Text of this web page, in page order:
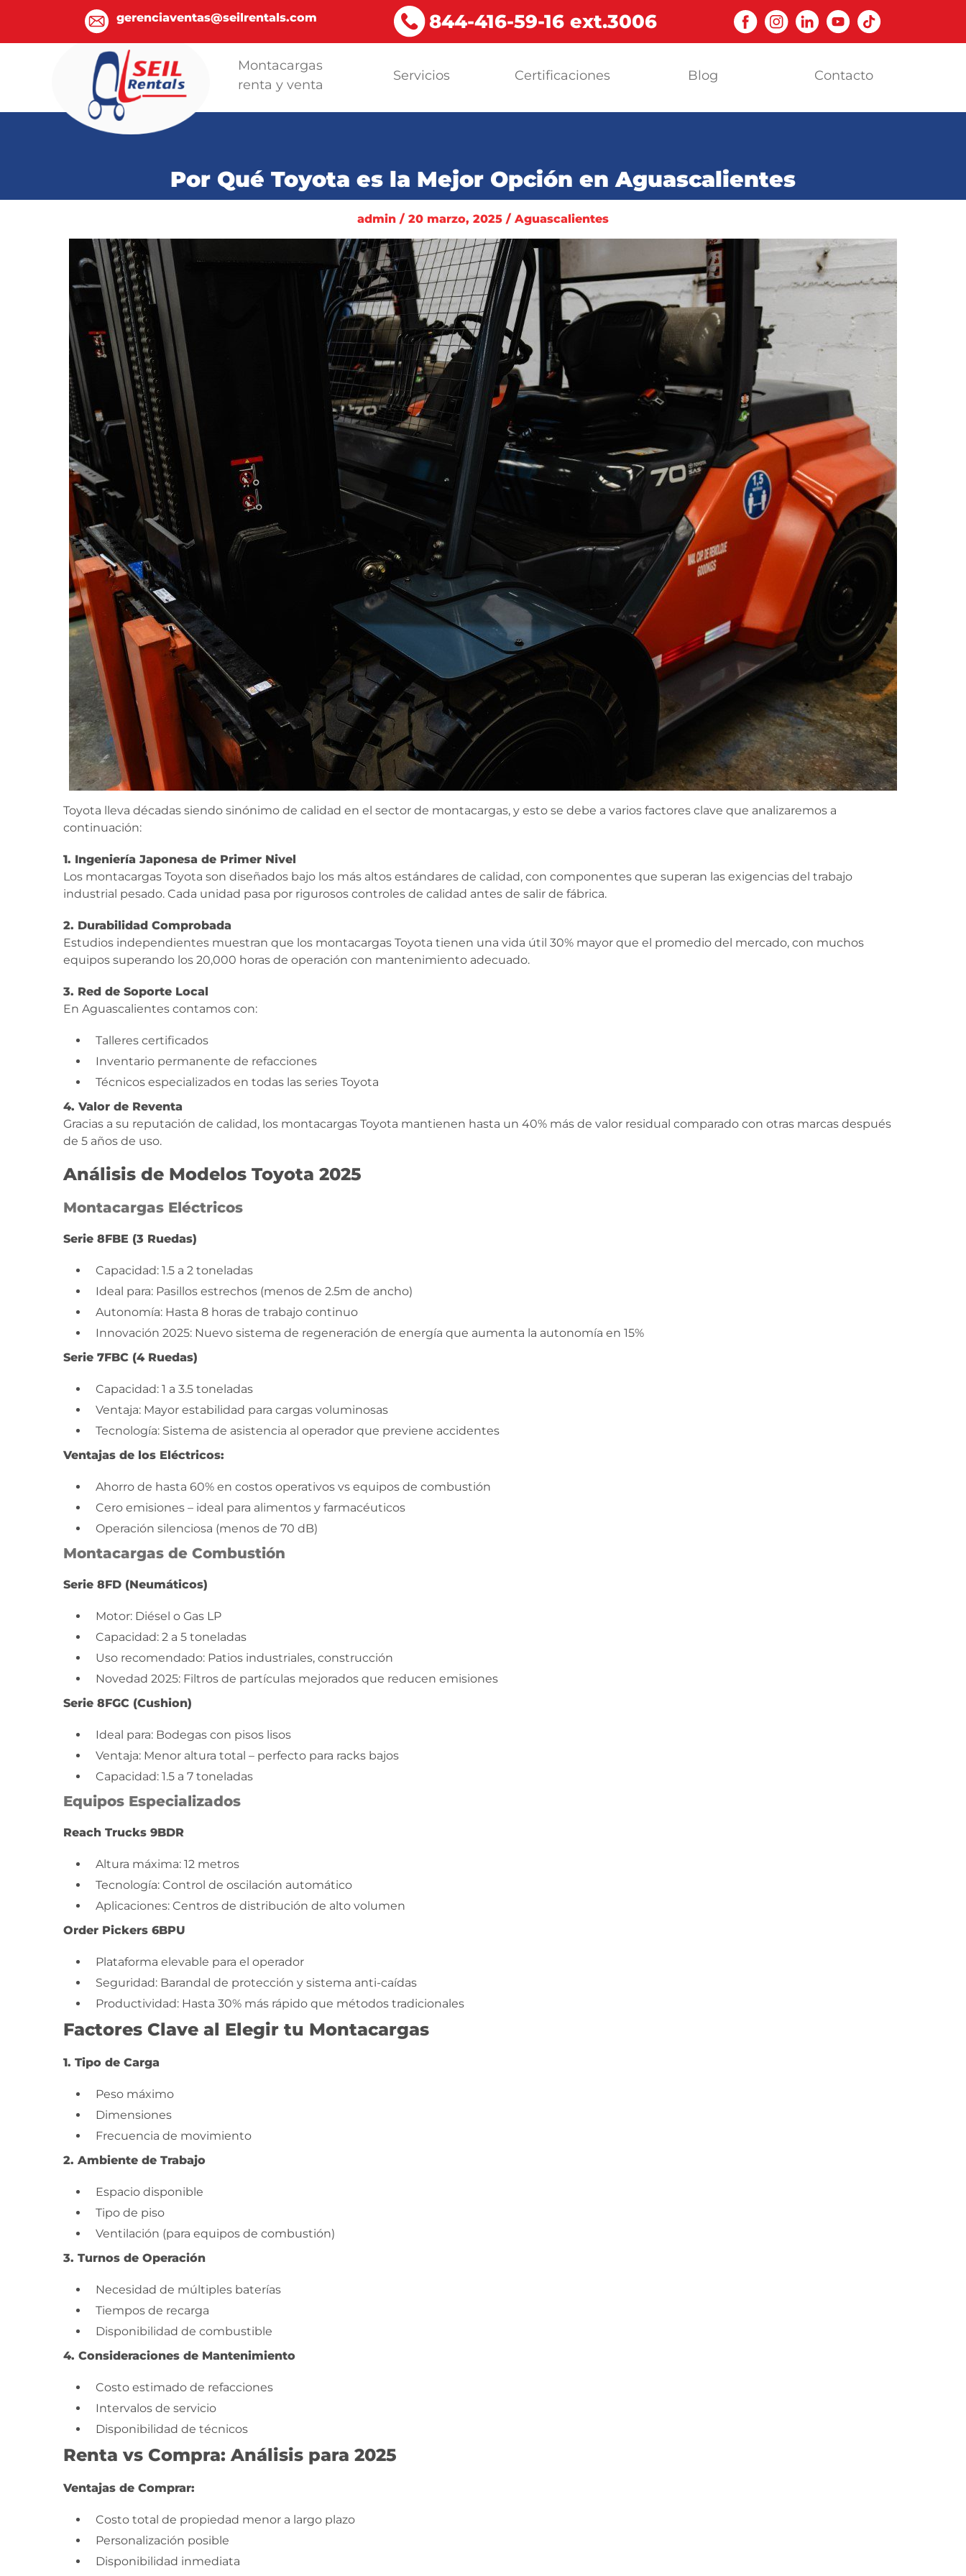
gerenciaventas@seilrentals.com 844-416-59-16 ext.3006
Montacargas
renta y venta
Servicios Certificaciones Blog Contacto
Por Qué Toyota es la Mejor Opción en Aguascalientes
admin / 20 marzo, 2025 / Aguascalientes
Toyota lleva décadas siendo sinónimo de calidad en el sector de montacargas, y esto se debe a varios factores clave que analizaremos a
continuación:
1. Ingeniería Japonesa de Primer Nivel
Los montacargas Toyota son diseñados bajo los más altos estándares de calidad, con componentes que superan las exigencias del trabajo
industrial pesado. Cada unidad pasa por rigurosos controles de calidad antes de salir de fábrica.
2. Durabilidad Comprobada
Estudios independientes muestran que los montacargas Toyota tienen una vida útil 30% mayor que el promedio del mercado, con muchos
equipos superando los 20,000 horas de operación con mantenimiento adecuado.
3. Red de Soporte Local
En Aguascalientes contamos con:
Talleres certificados
Inventario permanente de refacciones
Técnicos especializados en todas las series Toyota
4. Valor de Reventa
Gracias a su reputación de calidad, los montacargas Toyota mantienen hasta un 40% más de valor residual comparado con otras marcas después
de 5 años de uso.
Análisis de Modelos Toyota 2025
Montacargas Eléctricos
Serie 8FBE (3 Ruedas)
Capacidad: 1.5 a 2 toneladas
Ideal para: Pasillos estrechos (menos de 2.5m de ancho)
Autonomía: Hasta 8 horas de trabajo continuo
Innovación 2025: Nuevo sistema de regeneración de energía que aumenta la autonomía en 15%
Serie 7FBC (4 Ruedas)
Capacidad: 1 a 3.5 toneladas
Ventaja: Mayor estabilidad para cargas voluminosas
Tecnología: Sistema de asistencia al operador que previene accidentes
Ventajas de los Eléctricos:
Ahorro de hasta 60% en costos operativos vs equipos de combustión
Cero emisiones – ideal para alimentos y farmacéuticos
Operación silenciosa (menos de 70 dB)
Montacargas de Combustión
Serie 8FD (Neumáticos)
Motor: Diésel o Gas LP
Capacidad: 2 a 5 toneladas
Uso recomendado: Patios industriales, construcción
Novedad 2025: Filtros de partículas mejorados que reducen emisiones
Serie 8FGC (Cushion)
Ideal para: Bodegas con pisos lisos
Ventaja: Menor altura total – perfecto para racks bajos
Capacidad: 1.5 a 7 toneladas
Equipos Especializados
Reach Trucks 9BDR
Altura máxima: 12 metros
Tecnología: Control de oscilación automático
Aplicaciones: Centros de distribución de alto volumen
Order Pickers 6BPU
Plataforma elevable para el operador
Seguridad: Barandal de protección y sistema anti-caídas
Productividad: Hasta 30% más rápido que métodos tradicionales
Factores Clave al Elegir tu Montacargas
1. Tipo de Carga
Peso máximo
Dimensiones
Frecuencia de movimiento
2. Ambiente de Trabajo
Espacio disponible
Tipo de piso
Ventilación (para equipos de combustión)
3. Turnos de Operación
Necesidad de múltiples baterías
Tiempos de recarga
Disponibilidad de combustible
4. Consideraciones de Mantenimiento
Costo estimado de refacciones
Intervalos de servicio
Disponibilidad de técnicos
Renta vs Compra: Análisis para 2025
Ventajas de Comprar:
Costo total de propiedad menor a largo plazo
Personalización posible
Disponibilidad inmediata